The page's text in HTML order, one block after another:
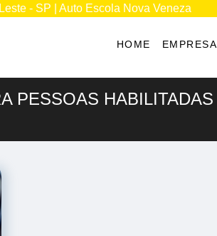
- SP | Auto Escola Nova Veneza
HOME EMPRESA
PESSOAS HABILITADAS